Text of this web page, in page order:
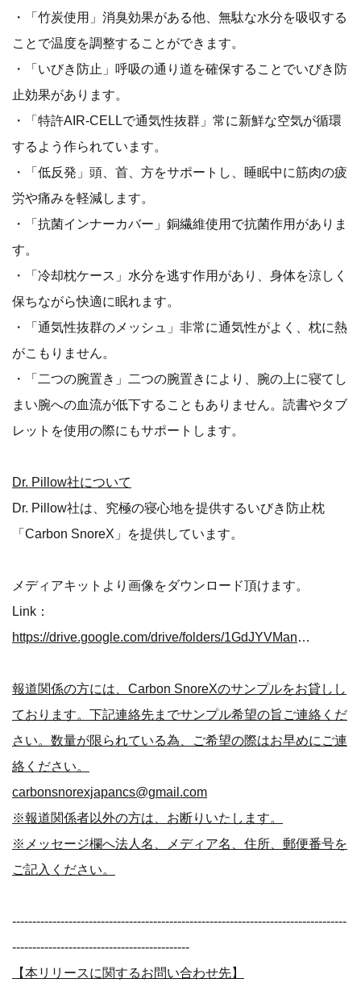
・「竹炭使用」消臭効果がある他、無駄な水分を吸収する
ことで温度を調整することができます。
・「いびき防止」呼吸の通り道を確保することでいびき防
止効果があります。
・「特許AIR-CELLで通気性抜群」常に新鮮な空気が循環
するよう作られています。
・「低反発」頭、首、方をサポートし、睡眠中に筋肉の疲
労や痛みを軽減します。
・「抗菌インナーカバー」銅繊維使用で抗菌作用がありま
す。
・「冷却枕ケース」水分を逃す作用があり、身体を涼しく
保ちながら快適に眠れます。
・「通気性抜群のメッシュ」非常に通気性がよく、枕に熱
がこもりません。
・「二つの腕置き」二つの腕置きにより、腕の上に寝てし
まい腕への血流が低下することもありません。読書やタブ
レットを使用の際にもサポートします。
Dr. Pillow社について
Dr. Pillow社は、究極の寝心地を提供するいびき防止枕
「Carbon SnoreX」を提供しています。
メディアキットより画像をダウンロード頂けます。
Link：
https://drive.google.com/drive/folders/1GdJYVManXZXup4OBImLoG-ZIFgLc1NIo?usp=sharing
報道関係の方には、Carbon SnoreXのサンプルをお貸しし
ております。下記連絡先までサンプル希望の旨ご連絡くだ
さい。数量が限られている為、ご希望の際はお早めにご連
絡ください。
carbonsnorexjapancs@gmail.com
※報道関係者以外の方は、お断りいたします。
※メッセージ欄へ法人名、メディア名、住所、郵便番号を
ご記入ください。
-----------------------------------------------------------------------------------
--------------------------------------------
【本リリースに関するお問い合わせ先】